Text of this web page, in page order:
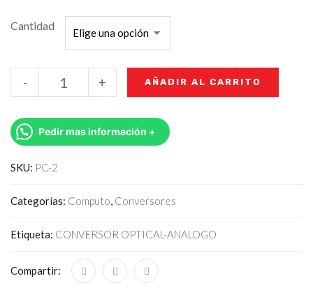
Cantidad
+
- AÑADIR AL CARRITO
Pedir mas información +
SKU: PC-2
Categorías: Computo, Conversores
Etiqueta: CONVERSOR OPTICAL-ANALOGO
Compartir: